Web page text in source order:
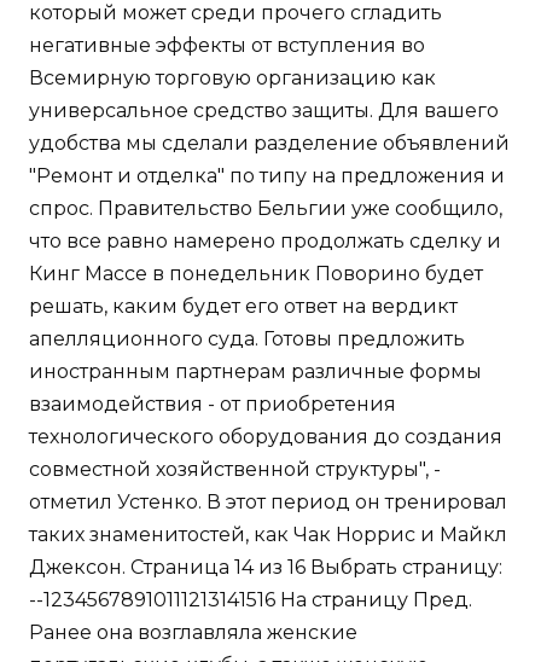
который может среди прочего сгладить
негативные эффекты от вступления во
Всемирную торговую организацию как
универсальное средство защиты. Для вашего
удобства мы сделали разделение объявлений
"Ремонт и отделка" по типу на предложения и
спрос. Правительство Бельгии уже сообщило,
что все равно намерено продолжать сделку и
Кинг Массе в понедельник Поворино будет
решать, каким будет его ответ на вердикт
апелляционного суда. Готовы предложить
иностранным партнерам различные формы
взаимодействия - от приобретения
технологического оборудования до создания
совместной хозяйственной структуры", -
отметил Устенко. В этот период он тренировал
таких знаменитостей, как Чак Норрис и Майкл
Джексон. Страница 14 из 16 Выбрать страницу:
--12345678910111213141516 На страницу Пред.
Ранее она возглавляла женские